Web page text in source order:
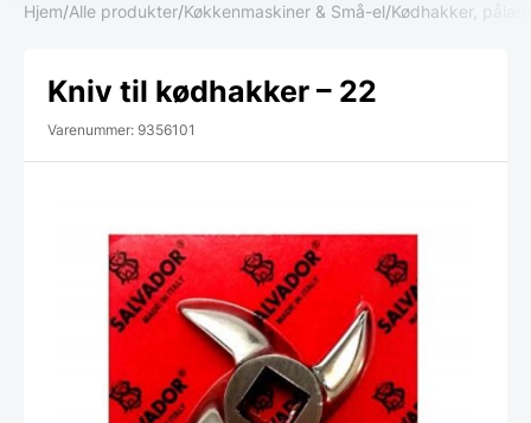
Hjem/Alle produkter/Køkkenmaskiner & Små-el/Kødhakker,
Kniv til kødhakker – 22
Varenummer: 9356101